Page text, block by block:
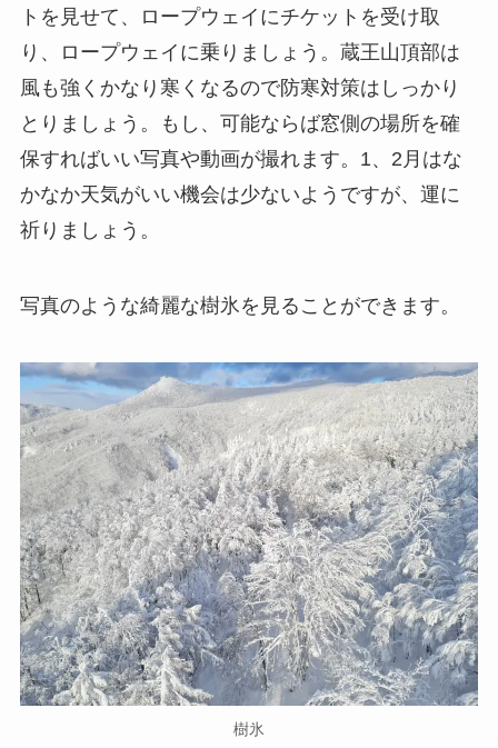
トを見せて、ロープウェイにチケットを受け取
り、ロープウェイに乗りましょう。蔵王山頂部は
風も強くかなり寒くなるので防寒対策はしっかり
とりましょう。もし、可能ならば窓側の場所を確
保すればいい写真や動画が撮れます。1、2月はな
かなか天気がいい機会は少ないようですが、運に
祈りましょう。
写真のような綺麗な樹氷を見ることができます。
樹氷